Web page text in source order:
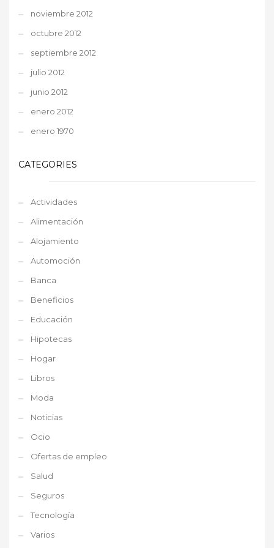
noviembre 2012
octubre 2012
septiembre 2012
julio 2012
junio 2012
enero 2012
enero 1970
CATEGORIES
Actividades
Alimentación
Alojamiento
Automoción
Banca
Beneficios
Educación
Hipotecas
Hogar
Libros
Moda
Noticias
Ocio
Ofertas de empleo
Salud
Seguros
Tecnología
Varios